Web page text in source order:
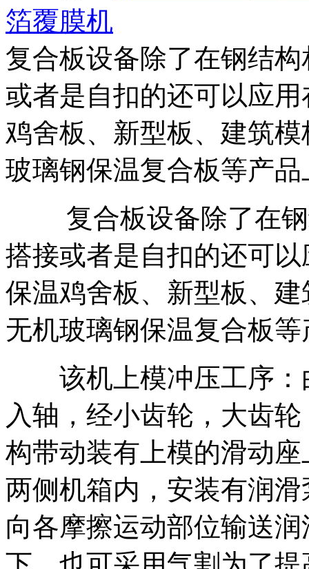
箔覆膜机
复合板设备除了在钢结
或者是自扣的还可以应
鸡舍板、新型板、建筑
玻璃钢保温复合板等产品
复合板设备除了在钢
搭接或者是自扣的还可
保温鸡舍板、新型板、
无机玻璃钢保温复合板
该机上模冲压工序：
入轴，经小齿轮，大齿
构带动装有上模的滑动
两侧机箱内，安装有润
向各摩擦运动部位输送